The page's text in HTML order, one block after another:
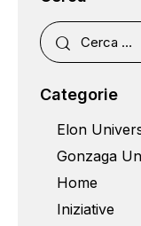
Categorie
Elon
Gonzaga
Home
Iniziative